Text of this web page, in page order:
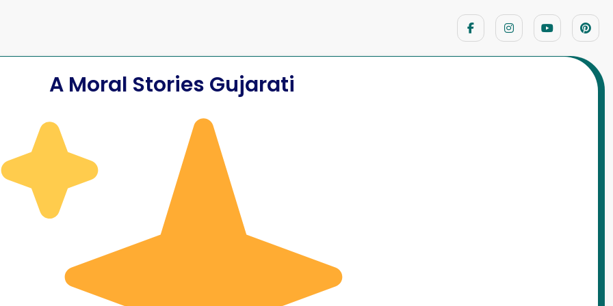
A Moral Stories Gujarati